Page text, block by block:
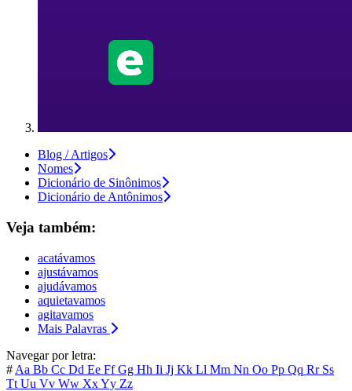
Blog / Artigos
Nomes
Dicionário de Sinônimos
Dicionário de Antônimos
Veja também:
acatávamos
ajustávamos
ajudávamos
aquietavamos
agitavamos
Mais Palavras
Navegar por letra:
# Aa Bb Cc Dd Ee FfGg Hh Ii Jj Kk Ll Mm Nn Oo Pp Qq Rr Ss
Tt Uu Vv Ww XxYy Zz